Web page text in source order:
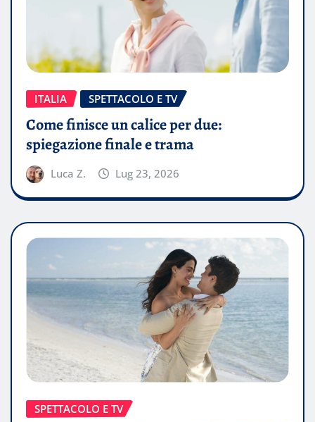
ITALIA SPETTACOLO E TV
Come finisce un calice per due:
spiegazione finale e trama
Luca Z. Lug 23, 2026
SPETTACOLO E TV